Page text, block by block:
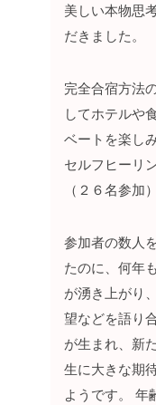
美しい本物思
だきました。
完全合宿方法
してホテルや
ベートを楽し
セルフヒーリ
（２６名参加
参加者の数人
たのに、何年
が湧き上がり
望などを語り
が生まれ、新
生に大きな期
ようです。
年